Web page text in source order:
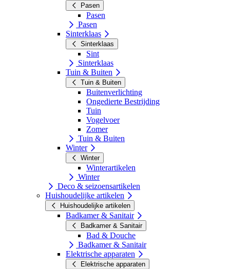
Pasen
Pasen
Pasen
Sinterklaas
Sinterklaas
Sint
Sinterklaas
Tuin & Buiten
Tuin & Buiten
Buitenverlichting
Ongedierte Bestrijding
Tuin
Vogelvoer
Zomer
Tuin & Buiten
Winter
Winter
Winterartikelen
Winter
Deco & seizoensartikelen
Huishoudelijke artikelen
Huishoudelijke artikelen
Badkamer & Sanitair
Badkamer & Sanitair
Bad & Douche
Badkamer & Sanitair
Elektrische apparaten
Elektrische apparaten